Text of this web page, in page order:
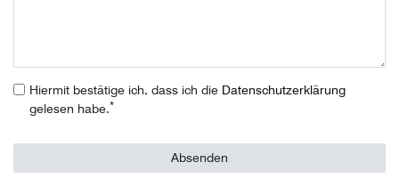
Hiermit bestätige ich, dass ich die Daten­schutz­erklärung
gelesen habe.*
Absenden